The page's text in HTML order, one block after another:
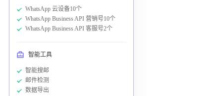
WhatsApp 云设备10个
WhatsApp Business API 营销号10个
WhatsApp Business API 客服号2个
智能工具
智能搜邮
邮件检测
数据导出